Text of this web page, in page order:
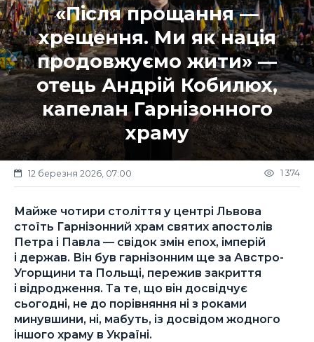
«Після прощання —
хрещення. Ми як нація
продовжуємо жити» —
отець Андрій Кобилюх,
капелан Гарнізонного
храму
12 березня 2026, 07:00 1 374
Майже чотири століття у центрі Львова
стоїть Гарнізонний храм святих апостолів
Петра і Павла — свідок змін епох, імперій
і держав. Він був гарнізонним ще за Австро-
Угорщини та Польщі, пережив закриття
і відродження. Та те, що він досвідчує
сьогодні, не до порівняння ні з роками
минувшини, ні, мабуть, із досвідом жодного
іншого храму в Україні.